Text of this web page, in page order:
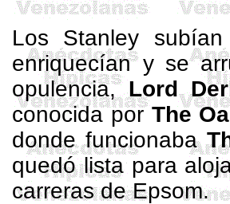
Los Stanley
enriquecían y se
opulencia,Lord
conocida porThe
donde funcionaba
quedó lista para
carreras deEpsom.